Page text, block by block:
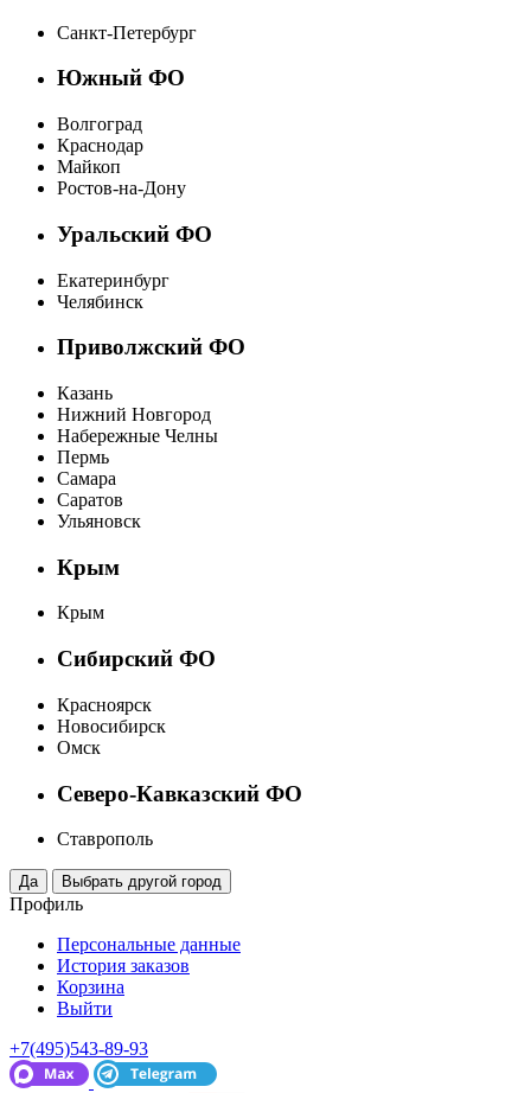
Санкт-Петербург
Южный ФО
Волгоград
Краснодар
Майкоп
Ростов-на-Дону
Уральский ФО
Екатеринбург
Челябинск
Приволжский ФО
Казань
Нижний Новгород
Набережные Челны
Пермь
Самара
Саратов
Ульяновск
Крым
Крым
Сибирский ФО
Красноярск
Новосибирск
Омск
Северо-Кавказский ФО
Ставрополь
Профиль
Персональные данные
История заказов
Корзина
Выйти
+7(495)543-89-93